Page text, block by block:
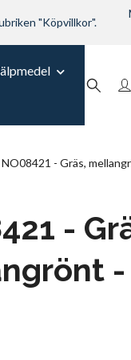
"Köpvillkor".
NO08421 - Gräs,
-
-